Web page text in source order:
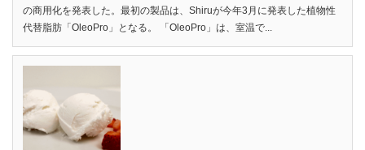
の商用化を発表した。最初の製品は、Shiruが今年3月に発表した植物性
代替脂肪「OleoPro」となる。 「OleoPro」は、室温で...